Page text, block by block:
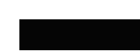
inhoud